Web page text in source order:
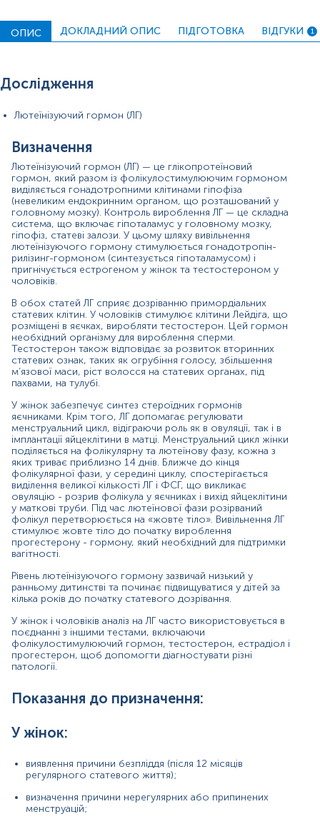
У жінок забезпечує синтез стероїдних гормонів
яєчниками. Крім того, ЛГ допомагає регулювати
жінки поділяється на фолікулярну та лютеїнову фазу,
кожна з яких триває приблизно 14 днів. Ближче до кінця
виділення великої кількості ЛГ і ФСГ, що викликає
яйцеклітини у маткові труби. Під час лютеїнової фази
розірваний фолікул перетворюється на «жовте тіло».
Вивільнення ЛГ стимулює жовте тіло до початку
вироблення прогестерону - гормону, який необхідний
для підтримки вагітності.
Рівень лютеїнізуючого гормону зазвичай низький у
ранньому дитинстві та починає підвищуватися у дітей
за кілька років до початку статевого дозрівання.
У жінок і чоловіків аналіз на ЛГ часто використовується
в поєднанні з іншими тестами, включаючи
естрадіол і прогестерон, щоб допомогти
діагностувати різні патології.
Показання до призначення:
У жінок:
виявлення причини безпліддя (після 12 місяців
регулярного статевого життя);
визначення причини нерегулярних або
припинених менструацій;
діагностика початку менопаузи або
пременопаузи;
визначення часу настання овуляції;
діагностика гонадотропінсекретуючих пухлин
гіпофіза;
виявлення причини аномальних маткових
кровотеч.
У чоловіків:
виявлення причини безпліддя;
зниження статевого потягу;
низький рівень тестостерону в крові;
гіпофіза.
діагностика затримки та передчасного статевого
підозра на ураження гіпофіза.
ОПИС ДОКЛАДНИЙ ОПИС ПІДГОТОВКА ВІДГУКИ 1
Дослідження
Лютеїнізуючий гормон (ЛГ)
Визначення
Лютеїнізуючий гормон (ЛГ) — це глікопротеїновий
гормон, який разом із фолікулостимулюючим гормоном
виділяється гонадотропними клітинами гіпофіза
(невеликим ендокринним органом, що розташований у
головному мозку). Контроль вироблення ЛГ — це складна
система, що включає гіпоталамус у головному мозку,
гіпофіз, статеві залози. У цьому шляху вивільнення
лютеїнізуючого гормону стимулюється гонадотропін-
рилізинг-гормоном (синтезується гіпоталамусом) і
пригнічується естрогеном у жінок та тестостероном у
чоловіків.
В обох статей ЛГ сприяє дозріванню примордіальних
статевих клітин. У чоловіків стимулює клітини Лейдіга, що
розміщені в яєчках, виробляти тестостерон. Цей гормон
необхідний організму для вироблення сперми.
Тестостерон також відповідає за розвиток вторинних
статевих ознак, таких як огрубіння голосу, збільшення
м’язової маси, ріст волосся на статевих органах, під
пахвами, на тулубі.
У жінок забезпечує синтез стероїдних гормонів
яєчниками. Крім того, ЛГ допомагає регулювати
менструальний цикл, відіграючи роль як в овуляції, так і в
імплантації яйцеклітини в матці. Менструальний цикл жінки
поділяється на фолікулярну та лютеїнову фазу, кожна з
яких триває приблизно 14 днів. Ближче до кінця
фолікулярної фази, у середині циклу, спостерігається
виділення великої кількості ЛГ і ФСГ, що викликає
овуляцію - розрив фолікула у яєчниках і вихід яйцеклітини
у маткові труби. Під час лютеїнової фази розірваний
фолікул перетворюється на «жовте тіло». Вивільнення ЛГ
стимулює жовте тіло до початку вироблення
прогестерону - гормону, який необхідний для підтримки
вагітності.
Рівень лютеїнізуючого гормону зазвичай низький у
ранньому дитинстві та починає підвищуватися у дітей за
кілька років до початку статевого дозрівання.
У жінок і чоловіків аналіз на ЛГ часто використовується в
поєднанні з іншими тестами, включаючи
фолікулостимулюючий гормон, тестостерон, естрадіол і
прогестерон, щоб допомогти діагностувати різні
патології.
Показання до призначення:
У жінок:
виявлення причини безпліддя (після 12 місяців
регулярного статевого життя);
визначення причини нерегулярних або припинених
менструацій;